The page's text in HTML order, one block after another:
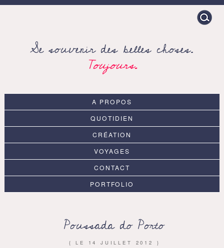
Search
for:
Se souvenir des belles choses.
Toujours.
A PROPOS
QUOTIDIEN
CRÉATION
VOYAGES
CONTACT
PORTFOLIO
Poussada do Porto
{ LE 14 JUILLET 2012 }